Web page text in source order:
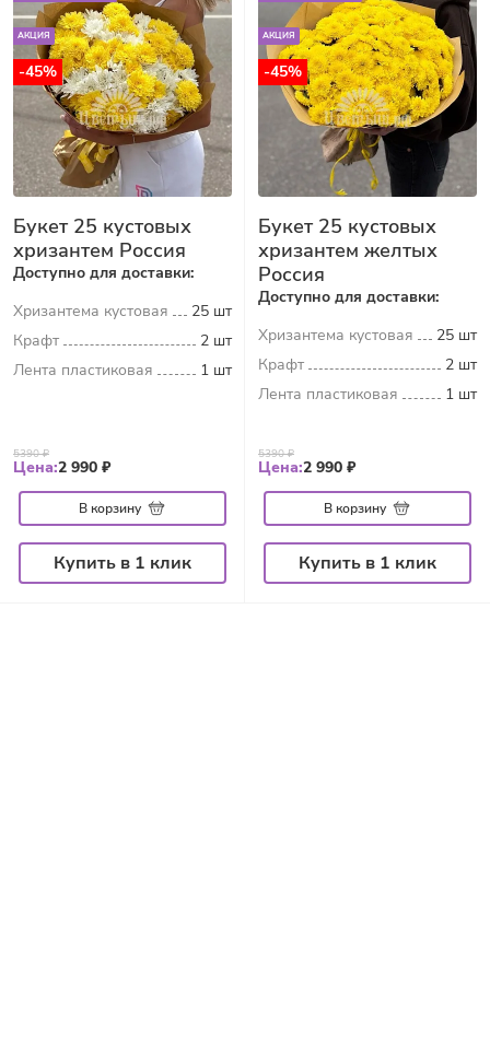
-45%
АКЦИЯ
Букет 25 кустовых
хризантем Россия
Доступно для доставки:
Хризантема кустовая
25 шт
Крафт
2 шт
Лента пластиковая
1 шт
5390 ₽
Цена:2 990 ₽
В корзину
Купить в 1 клик
-45%
АКЦИЯ
Букет 25 кустовых
хризантем желтых
Россия
Доступно для доставки:
Хризантема кустовая
25 шт
Крафт
2 шт
Лента пластиковая
1 шт
5390 ₽
Цена:2 990 ₽
В корзину
Купить в 1 клик